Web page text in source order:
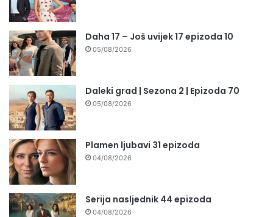
Daha 17 – Još uvijek 17 epizoda 10
05/08/2026
Daleki grad | Sezona 2 | Epizoda 70
05/08/2026
Plamen ljubavi 31 epizoda
04/08/2026
Serija nasljednik 44 epizoda
04/08/2026